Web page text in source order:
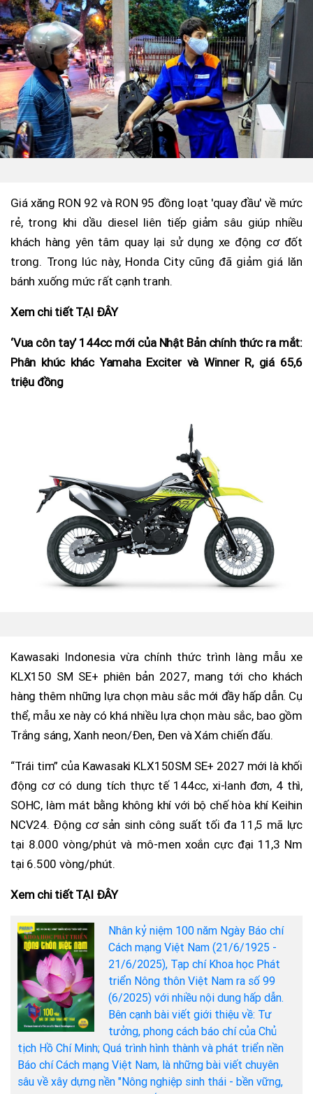
Giá xăng RON 92 và RON 95 đồng loạt 'quay đầu' về mức
rẻ, trong khi dầu diesel liên tiếp giảm sâu giúp nhiều
khách hàng yên tâm quay lại sử dụng xe động cơ đốt
trong. Trong lúc này, Honda City cũng đã giảm giá lăn
bánh xuống mức rất cạnh tranh.
Xem chi tiết TẠI ĐÂY
‘Vua côn tay’ 144cc mới của Nhật Bản chính thức ra mắt:
Phân khúc khác Yamaha Exciter và Winner R, giá 65,6
triệu đồng
Kawasaki Indonesia vừa chính thức trình làng mẫu xe
KLX150 SM SE+ phiên bản 2027, mang tới cho khách
hàng thêm những lựa chọn màu sắc mới đầy hấp dẫn. Cụ
thể, mẫu xe này có khá nhiều lựa chọn màu sắc, bao gồm
Trắng sáng, Xanh neon/Đen, Đen và Xám chiến đấu.
“Trái tim” của Kawasaki KLX150SM SE+ 2027 mới là khối
động cơ có dung tích thực tế 144cc, xi-lanh đơn, 4 thì,
SOHC, làm mát bằng không khí với bộ chế hòa khí Keihin
NCV24. Động cơ sản sinh công suất tối đa 11,5 mã lực
tại 8.000 vòng/phút và mô-men xoắn cực đại 11,3 Nm
tại 6.500 vòng/phút.
Xem chi tiết TẠI ĐÂY
Nhân kỷ niệm 100 năm Ngày Báo chí
Cách mạng Việt Nam (21/6/1925 -
21/6/2025), Tạp chí Khoa học Phát
triển Nông thôn Việt Nam ra số 99
(6/2025) với nhiều nội dung hấp dẫn.
Bên cạnh bài viết giới thiệu về: Tư
tưởng, phong cách báo chí của Chủ
tịch Hồ Chí Minh; Quá trình hình thành và phát triển nền
Báo chí Cách mạng Việt Nam, là những bài viết chuyên
sâu về xây dựng nền "Nông nghiệp sinh thái - bền vững,